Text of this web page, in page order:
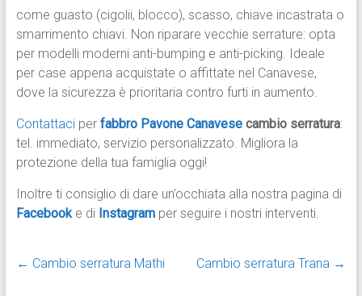
come guasto (cigolii, blocco), scasso, chiave incastrata o
smarrimento chiavi. Non riparare vecchie serrature: opta
per modelli moderni anti-bumping e anti-picking. Ideale
per case appena acquistate o affittate nel Canavese,
dove la sicurezza è prioritaria contro furti in aumento.
Contattaciper fabbro Pavone Canavesecambio serratura:
tel. immediato, servizio personalizzato. Migliora la
protezione della tua famiglia oggi!
Inoltre ti consiglio di dare un’occhiata alla nostra pagina di
Facebook e di Instagram per seguire i nostri interventi.
← Cambio serratura Mathi Cambio serratura Trana →